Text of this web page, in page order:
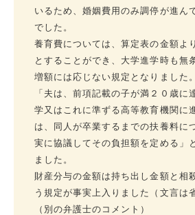
いるため、婚姻費用のみ調停が進ん
でした。
養育費については、算定表の金額よ
とすることができ、大学進学時も無
増額には応じない規定となりました。
「夫は、前項記載の子が満２０歳に
学又はこれに準ずる高等教育機関に
は、同人が卒業するまでの扶養料に
実に協議してその負担額を定める」
ました。
財産分与の金額は持ち出し金額と相
う規定が事実上入りました（文言は
（別の弁護士のコメント）